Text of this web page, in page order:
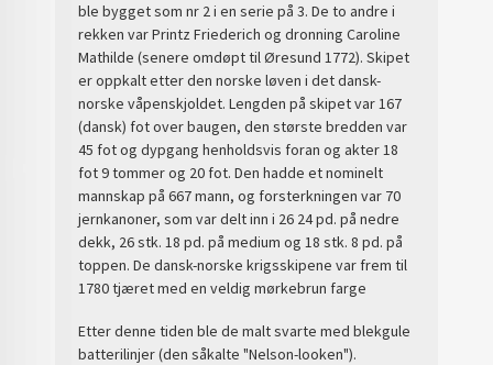
ble bygget som nr 2 i en serie på 3. De to andre i
rekken var Printz Friederich og dronning Caroline
Mathilde (senere omdøpt til Øresund 1772). Skipet
er oppkalt etter den norske løven i det dansk-
norske våpenskjoldet. Lengden på skipet var 167
(dansk) fot over baugen, den største bredden var
45 fot og dypgang henholdsvis foran og akter 18
fot 9 tommer og 20 fot. Den hadde et nominelt
mannskap på 667 mann, og forsterkningen var 70
jernkanoner, som var delt inn i 26 24 pd. på nedre
dekk, 26 stk. 18 pd. på medium og 18 stk. 8 pd. på
toppen. De dansk-norske krigsskipene var frem til
1780 tjæret med en veldig mørkebrun farge
Etter denne tiden ble de malt svarte med blekgule
batterilinjer (den såkalte "Nelson-looken").